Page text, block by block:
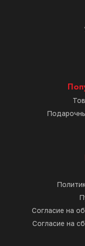
Согласие на
Согласие на